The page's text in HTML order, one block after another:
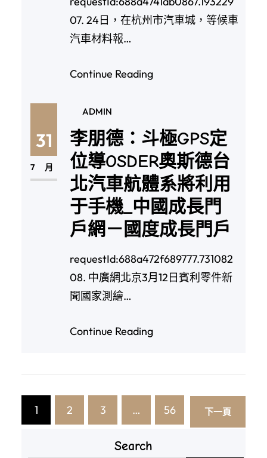
07. 24日，在杭州市汽車城，等候車
汽車材料報…
Continue Reading
31
7 月
ADMIN
李朋德：斗極GPS定
位導OSDER奧斯德台
北汽車航體系將利用
于手機_中國成長門
戶網－國度成長門戶
requestId:688a472f689777.731082
08. 中廣網北京3月12日賓利零件新
聞國家測繪…
Continue Reading
1 2 3 … 56 下一頁
Search